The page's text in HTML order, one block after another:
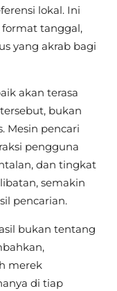
lokal. Ini
tanggal,
yang akrab bagi
akan terasa
bukan
Mesin pencari
pengguna
dan tingkat
semakin
pencarian.
bukan tentang
merek
di tiap